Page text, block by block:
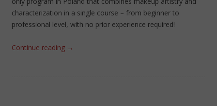
characterization in a single course – from beginner to
professional level, with no prior experience required!
Continue reading →